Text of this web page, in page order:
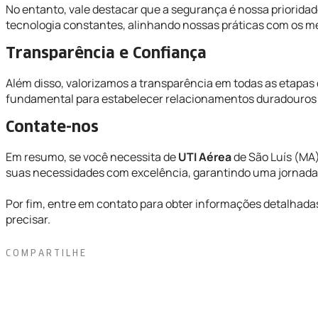
No entanto, vale destacar que a segurança é nossa
tecnologia constantes, alinhando nossas práticas com os
Transparência e Confiança
Além disso, valorizamos a transparência em todas as
fundamental para estabelecer relacionamentos
Contate-nos
Em resumo, se você necessita deUTI Aéreade São Luís
suas necessidades com excelência, garantindo uma
Por fim, entre em contato para obter informações
precisar.
COMPARTILHE